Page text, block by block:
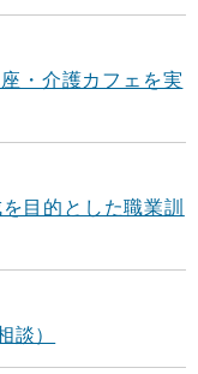
・介護カフェを実
目的とした職業訓
）